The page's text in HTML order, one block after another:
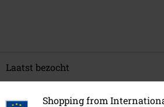
Shopping from
Laatst bezocht